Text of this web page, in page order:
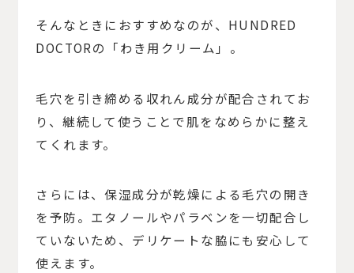
そんなときにおすすめなのが、HUNDRED
DOCTORの「わき用クリーム」。
毛穴を引き締める収れん成分が配合されてお
り、継続して使うことで肌をなめらかに整え
てくれます。
さらには、保湿成分が乾燥による毛穴の開き
を予防。エタノールやパラベンを一切配合し
ていないため、デリケートな脇にも安心して
使えます。